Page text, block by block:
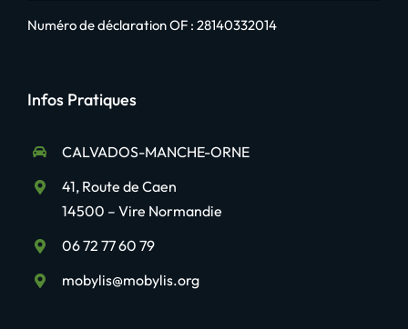
Numéro de déclaration OF : 28140332014
Infos Pratiques
CALVADOS-MANCHE-ORNE
41, Route de Caen
14500 – Vire Normandie
06 72 77 60 79
mobylis@mobylis.org